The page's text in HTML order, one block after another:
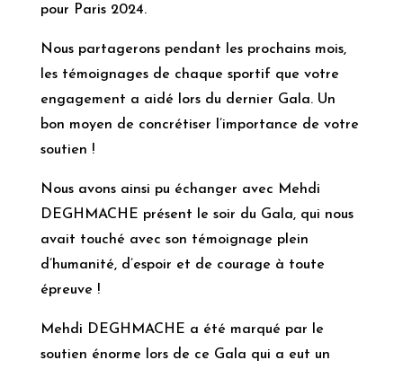
pour Paris 2024.
Nous partagerons pendant les prochains mois,
les témoignages de chaque sportif que votre
engagement a aidé lors du dernier Gala. Un
bon moyen de concrétiser l’importance de votre
soutien !
Nous avons ainsi pu échanger avec Mehdi
DEGHMACHE présent le soir du Gala, qui nous
avait touché avec son témoignage plein
d’humanité, d’espoir et de courage à toute
épreuve !
Mehdi DEGHMACHE a été marqué par le
soutien énorme lors de ce Gala qui a eut un